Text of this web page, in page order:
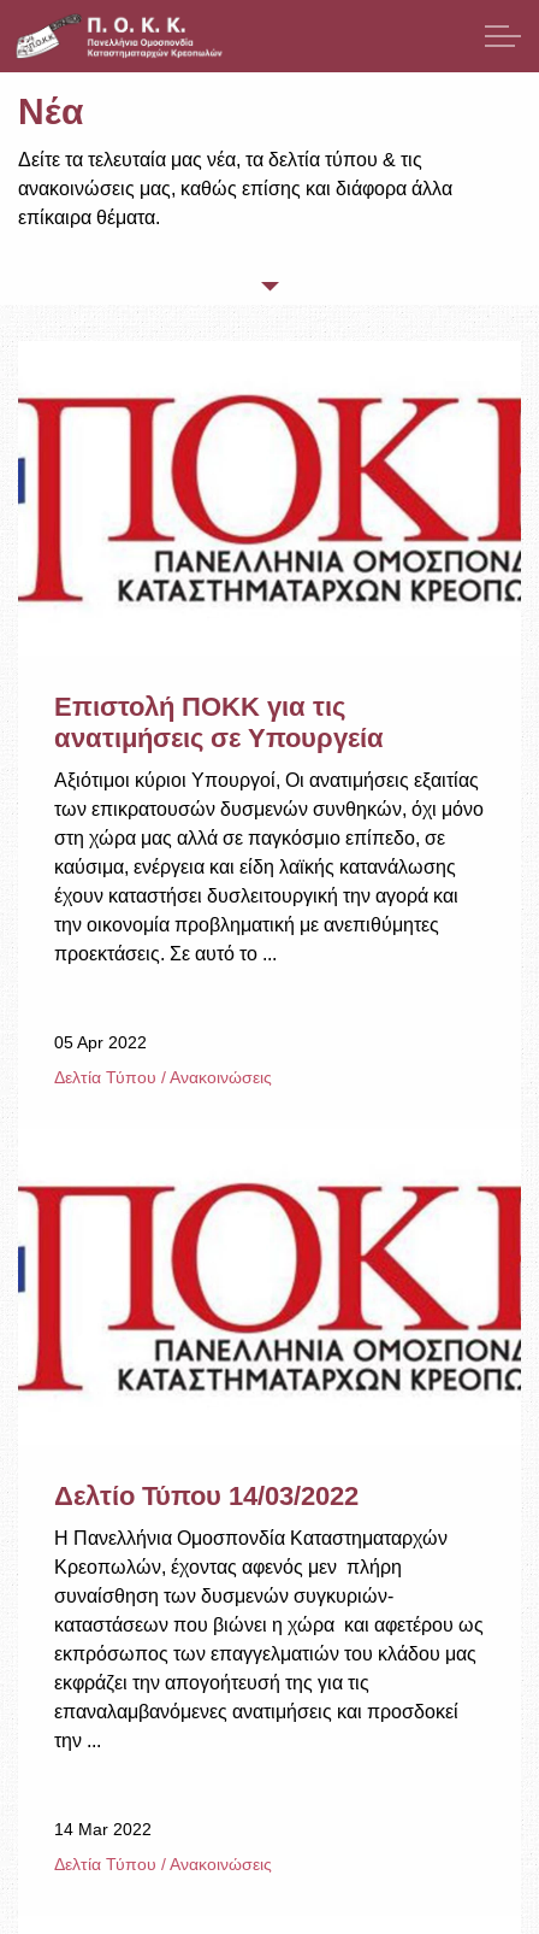
Μετάβαση στο κύριο περιεχόμενο
Παρουσίαση
Μέλη
ΕΣΠΑ
Χρήσιμοι Σύνδεσμοι
Νέα
Δείτε τα τελευταία μας νέα, τα δελτία τύπου & τις
ανακοινώσεις μας, καθώς επίσης και διάφορα άλλα
επίκαιρα θέματα.
Επιστολή ΠΟΚΚ για τις
ανατιμήσεις σε Υπουργεία
Αξιότιμοι κύριοι Υπουργοί, Οι ανατιμήσεις εξαιτίας
των επικρατουσών δυσμενών συνθηκών, όχι μόνο
στη χώρα μας αλλά σε παγκόσμιο επίπεδο, σε
καύσιμα, ενέργεια και είδη λαϊκής κατανάλωσης
έχουν καταστήσει δυσλειτουργική την αγορά και
την οικονομία προβληματική με ανεπιθύμητες
προεκτάσεις. Σε αυτό το ...
05 Apr 2022
Δελτία Τύπου / Ανακοινώσεις
Δελτίο Τύπου 14/03/2022
Η Πανελλήνια Ομοσπονδία Καταστηματαρχών
Κρεοπωλών, έχοντας αφενός μεν πλήρη
συναίσθηση των δυσμενών συγκυριών-
καταστάσεων που βιώνει η χώρα και αφετέρου ως
εκπρόσωπος των επαγγελματιών του κλάδου μας
εκφράζει την απογοήτευσή της για τις
επαναλαμβανόμενες ανατιμήσεις και προσδοκεί
την ...
14 Mar 2022
Δελτία Τύπου / Ανακοινώσεις